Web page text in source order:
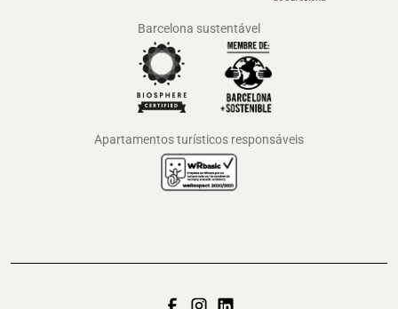
Barcelona sustentável
Apartamentos turísticos responsáveis